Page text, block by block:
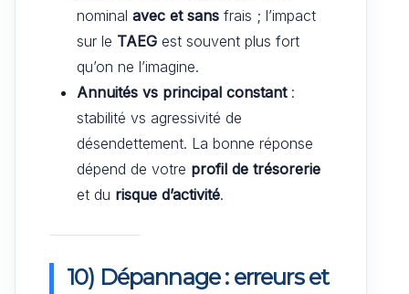
nominal avec et sans frais ; l’impact
sur le TAEG est souvent plus fort
qu’on ne l’imagine.
Annuités vs principal constant:
stabilité vs agressivité de
désendettement. La bonne réponse
dépend de votre profil de trésorerie
et du risque d’activité.
10) Dépannage : erreurs et